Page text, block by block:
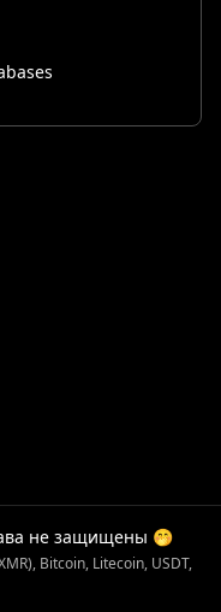
не защищены 🤭
Bitcoin, Litecoin, USDT,